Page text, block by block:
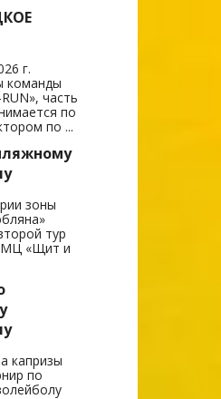
г.
команды
часть
по
по ...
зоны
тур
«Щит и
капризы
по